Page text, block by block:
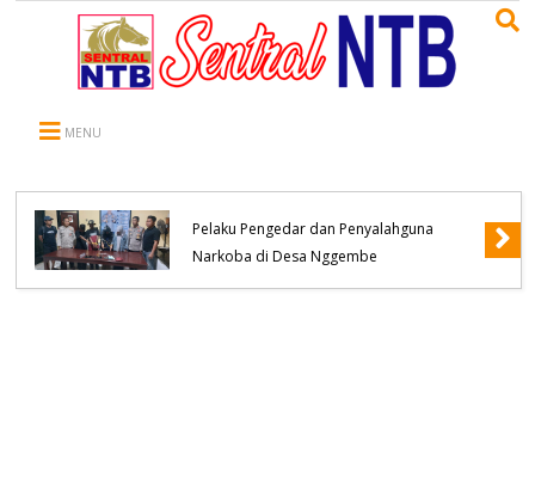
MENU
Pelaku Pengedar dan Penyalahguna
Narkoba di Desa Nggembe